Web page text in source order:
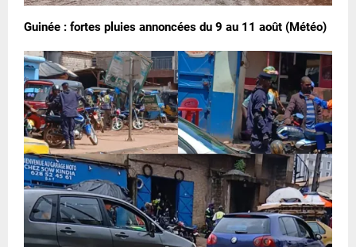
Guinée : fortes pluies annoncées du 9 au 11 août (Météo)